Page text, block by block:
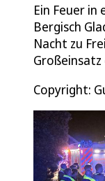
Ein Feuer
Bergisch
Nacht zu
Copyright: